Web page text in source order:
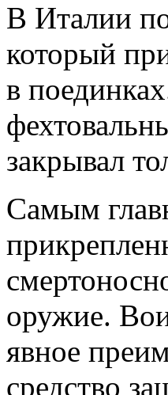
В Италии
который
в
закрывал
Самым
оружие.
явное
средство